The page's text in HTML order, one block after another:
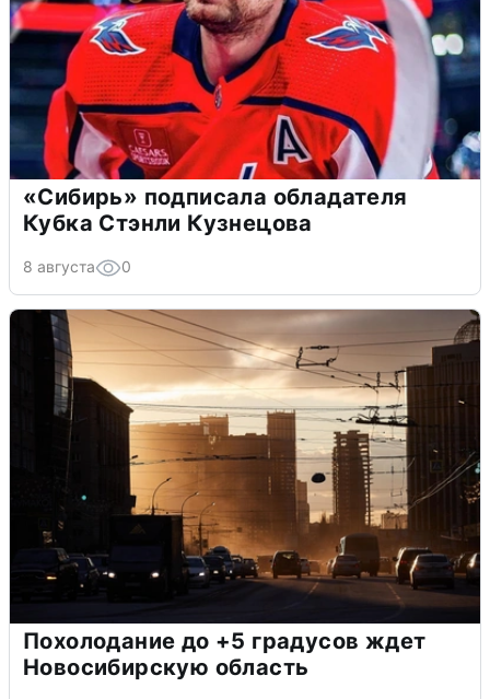
«Сибирь» подписала обладателя
Кубка Стэнли Кузнецова
8 августа 0
Похолодание до +5 градусов ждет
Новосибирскую область